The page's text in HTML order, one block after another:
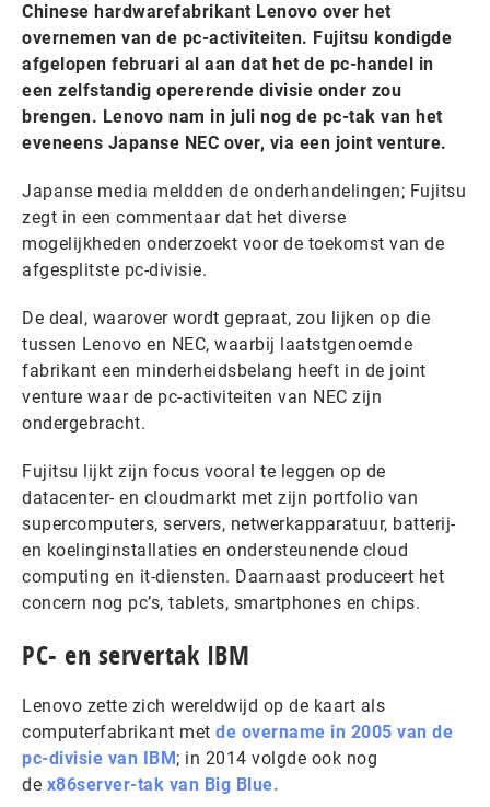
Chinese hardwarefabrikant Lenovo over het
overnemen van de pc-activiteiten. Fujitsu kondigde
afgelopen februari al aan dat het de pc-handel in
een zelfstandig opererende divisie onder zou
brengen. Lenovo nam in juli nog de pc-tak van het
eveneens Japanse NEC over, via een joint venture.
Japanse media meldden de onderhandelingen; Fujitsu
zegt in een commentaar dat het diverse
mogelijkheden onderzoekt voor de toekomst van de
afgesplitste pc-divisie.
De deal, waarover wordt gepraat, zou lijken op die
tussen Lenovo en NEC, waarbij laatstgenoemde
fabrikant een minderheidsbelang heeft in de joint
venture waar de pc-activiteiten van NEC zijn
ondergebracht.
Fujitsu lijkt zijn focus vooral te leggen op de
datacenter- en cloudmarkt met zijn portfolio van
supercomputers, servers, netwerkapparatuur, batterij-
en koelinginstallaties en ondersteunende cloud
computing en it-diensten. Daarnaast produceert het
concern nog pc’s, tablets, smartphones en chips.
PC- en servertak IBM
Lenovo zette zich wereldwijd op de kaart als
computerfabrikant met de overname in 2005 van de
pc-divisie van IBM ; in 2014 volgde ook nog
de x86server-tak van Big Blue.